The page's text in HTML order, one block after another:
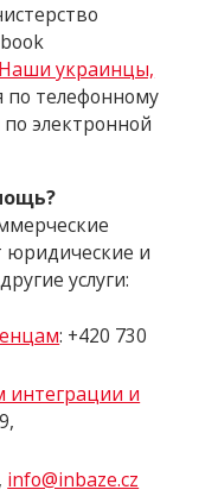
Наши украинцы,
по телефонному
по электронной
юридические и
услуги:
: +420 730
интеграции и
info@inbaze.cz